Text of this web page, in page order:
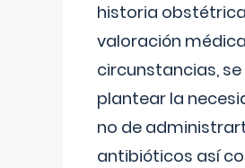
historia
valoración
circunstancias,
plantear la
no de
antibióticos así co